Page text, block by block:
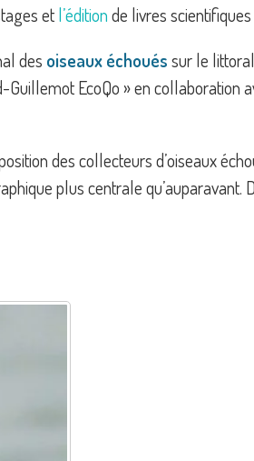
etl’éditionde livres
des oiseaux échouéssur le
EcoQo » en collaboration
des collecteurs d’oiseaux
plus centrale qu’auparavant.